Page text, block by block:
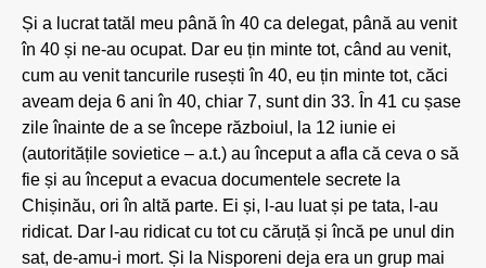
Și a lucrat tatăl meu până în 40 ca delegat, până au venit
în 40 și ne-au ocupat. Dar eu țin minte tot, când au venit,
cum au venit tancurile rusești în 40, eu țin minte tot, căci
aveam deja 6 ani în 40, chiar 7, sunt din 33. În 41 cu șase
zile înainte de a se începe războiul, la 12 iunie ei
(autoritățile sovietice – a.t.) au început a afla că ceva o să
fie și au început a evacua documentele secrete la
Chișinău, ori în altă parte. Ei și, l-au luat și pe tata, l-au
ridicat. Dar l-au ridicat cu tot cu căruță și încă pe unul din
sat, de-amu-i mort. Și la Nisporeni deja era un grup mai